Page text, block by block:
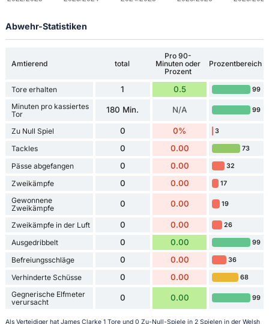
Abwehr-Statistiken
Amtierend total
Pro 90-
Minuten oder
Prozent
Prozentbereich
Tore erhalten 1 0.5 99
Minuten pro kassiertes
Tor
180 Min. N/A 99
Zu Null Spiel 0 0% 3
Tackles 0 0.00 73
Pässe abgefangen 0 0.00 32
Zweikämpfe 0 0.00 17
Gewonnene
Zweikämpfe
0 0.00 19
Zweikämpfe in der Luft 0 0.00 26
Ausgedribbelt 0 0.00 99
Befreiungsschläge 0 0.00 36
Verhinderte Schüsse 0 0.00 68
Gegnerische Elfmeter
verursacht
0 0.00 99
Als Verteidiger hat James Clarke 1 Tore und 0 Zu-Null-Spiele in 2 Spielen in der Welsh